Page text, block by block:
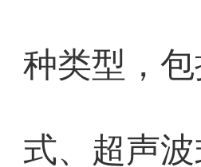
种类型，
式、超声